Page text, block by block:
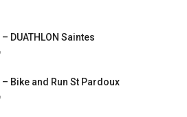
DUATHLON Saintes
Bike and Run St Pardoux